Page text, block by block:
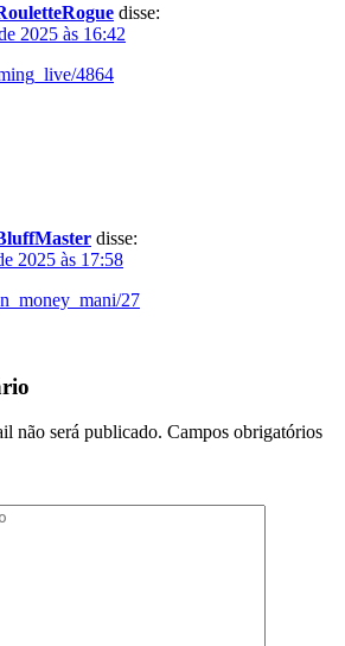
disse:
2025 às 16:42
4864
disse:
2025 às 17:58
27
não será publicado. Campos obrigatórios